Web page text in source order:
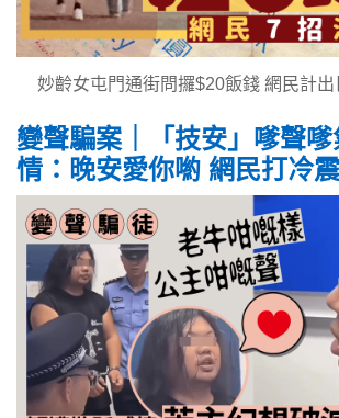
妙齡女屯門通街問攞$20飯錢 網民計
變聲騙案｜「技安」嗲聲
情：晚安愛你喲 網民打冷震